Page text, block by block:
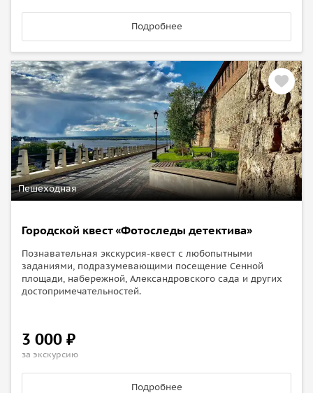
Подробнее
Пешеходная
Городской квест «Фотоследы детектива»
Познавательная экскурсия-квест с любопытными
заданиями, подразумевающими посещение Сенной
площади, набережной, Александровского сада и других
достопримечательностей.
3 000 ₽
за экскурсию
Подробнее